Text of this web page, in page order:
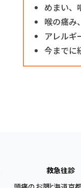
めまい、
喉の痛み
アレルギ
今までに
救急往診